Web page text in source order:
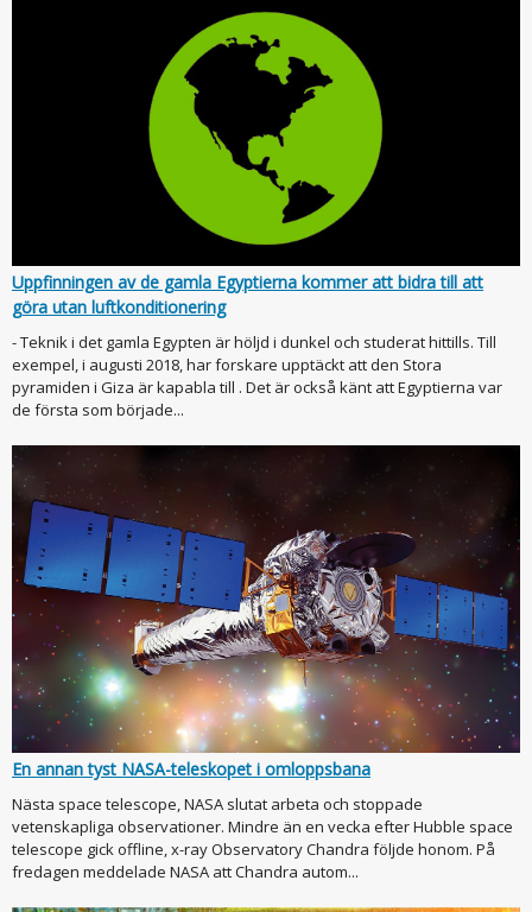
Uppfinningen av de gamla Egyptierna kommer att bidra till att
göra utan luftkonditionering
- Teknik i det gamla Egypten är höljd i dunkel och studerat hittills. Till
exempel, i augusti 2018, har forskare upptäckt att den Stora
pyramiden i Giza är kapabla till . Det är också känt att Egyptierna var
de första som började...
En annan tyst NASA-teleskopet i omloppsbana
Nästa space telescope, NASA slutat arbeta och stoppade
vetenskapliga observationer. Mindre än en vecka efter Hubble space
telescope gick offline, x-ray Observatory Chandra följde honom. På
fredagen meddelade NASA att Chandra autom...